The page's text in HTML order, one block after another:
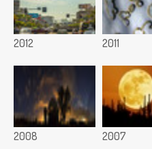
2012 2011
2008 2007